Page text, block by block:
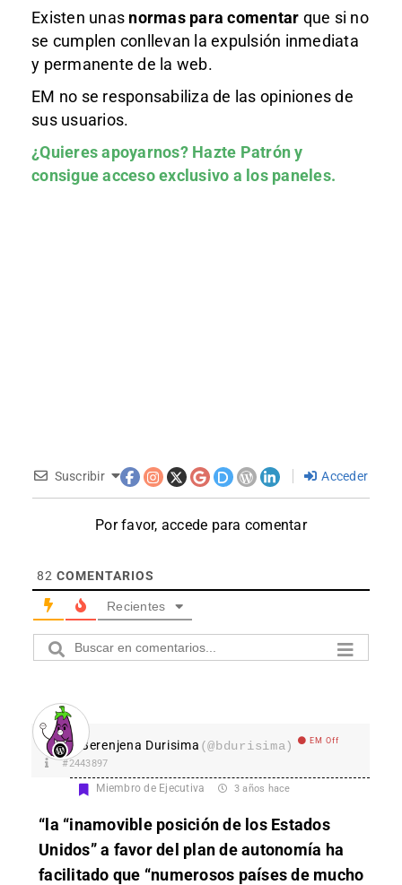
Existen unas normas para comentar que si no
se cumplen conllevan la expulsión inmediata
y permanente de la web.
EM no se responsabiliza de las opiniones de
sus usuarios.
¿Quieres apoyarnos? Hazte Patróny
consigue acceso exclusivo a los paneles.
Suscribir Acceder
Por favor, accede para comentar
82 COMENTARIOS
Recientes
Berenjena Durisima (@bdurisima) EM Off
#2443897
Miembro de Ejecutiva 3 años hace
“la “inamovible posición de los Estados
Unidos” a favor del plan de autonomía ha
facilitado que “numerosos países de mucho